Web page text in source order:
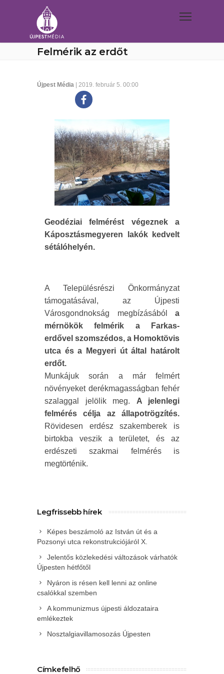
Felmérik az erdőt
Újpest Média | 2019. február 5. 00:00
Geodéziai felmérést végeznek a
Káposztásmegyeren lakók kedvelt
sétálóhelyén.
A Településrészi Önkormányzat
támogatásával, az Újpesti
Városgondnokság megbízásából a
mérnökök felmérik a Farkas-
erdővel szomszédos, a Homoktövis
utca és a Megyeri út által határolt
erdőt.
Munkájuk során a már felmért
növényeket derékmagasságban fehér
szalaggal jelölik meg. A jelenlegi
felmérés célja az állapotrögzítés.
Rövidesen erdész szakemberek is
birtokba veszik a területet, és az
erdészeti szakmai felmérés is
megtörténik.
Legfrissebb hírek
Képes beszámoló az István út és a
Pozsonyi utca rekonstrukciójáról X.
Jelentős közlekedési változások várhatók
Újpesten hétfőtől
Nyáron is résen kell lenni az online
csalókkal szemben
A kommunizmus újpesti áldozataira
emlékeztek
Nosztalgiavillamosozás Újpesten
Címkefelhő